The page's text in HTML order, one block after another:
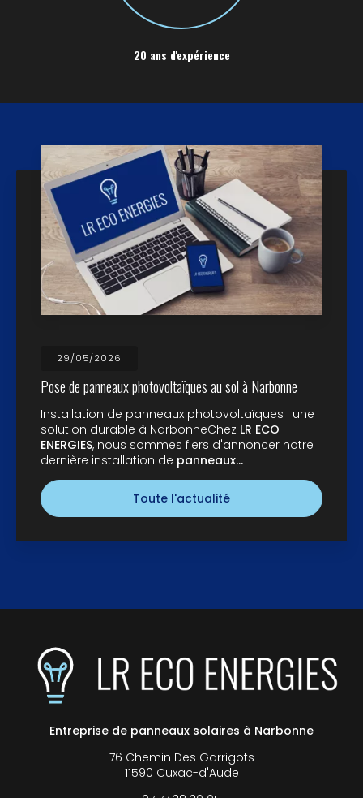
20 ans d'expérience
29/05/2026
Pose de panneaux photovoltaïques au sol à Narbonne
Installation de panneaux photovoltaïques : une
solution durable à NarbonneChez LR ECO
ENERGIES, nous sommes fiers d'annoncer notre
dernière installation de panneaux…
Toute l'actualité
Entreprise de panneaux solaires à Narbonne
76 Chemin Des Garrigots
11590 Cuxac-d'Aude